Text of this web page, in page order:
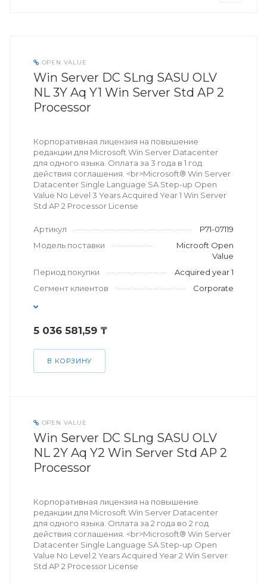
OPEN VALUE
Win Server DC SLng SASU OLV
NL 3Y Aq Y1 Win Server Std AP 2
Processor
Корпоративная лицензия на повышение
редакции для Microsoft Win Server Datacenter
для одного языка. Оплата за 3 года в 1 год
действия соглашения. <br>Microsoft® Win Server
Datacenter Single Language SA Step-up Open
Value No Level 3 Years Acquired Year 1 Win Server
Std AP 2 Processor License
Артикул
P71-07119
Модель поставки
Microoft Open
Value
Период покупки
Acquired year 1
Сегмент клиентов
Corporate
5 036 581,59 ₸
В КОРЗИНУ
OPEN VALUE
Win Server DC SLng SASU OLV
NL 2Y Aq Y2 Win Server Std AP 2
Processor
Корпоративная лицензия на повышение
редакции для Microsoft Win Server Datacenter
для одного языка. Оплата за 2 года во 2 год
действия соглашения. <br>Microsoft® Win Server
Datacenter Single Language SA Step-up Open
Value No Level 2 Years Acquired Year 2 Win Server
Std AP 2 Processor License